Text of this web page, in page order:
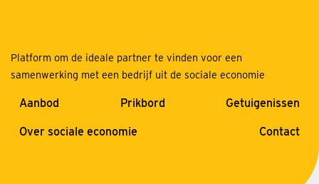
Platform om de ideale partner te vinden voor een
samenwerking met een bedrijf uit de sociale economie
Aanbod Prikbord Getuigenissen
Over sociale economie Contact